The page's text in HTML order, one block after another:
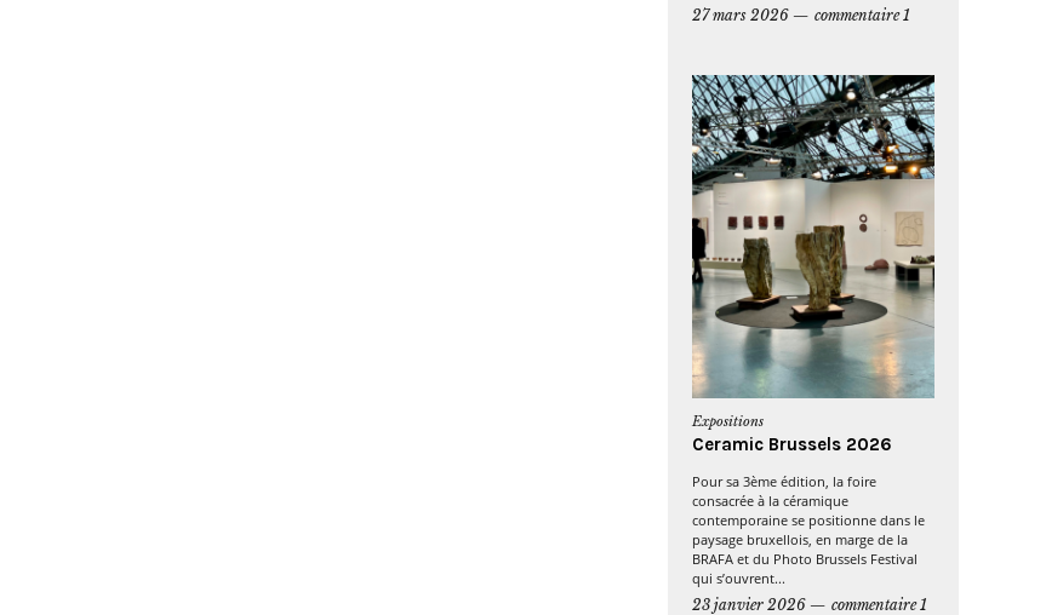
27 mars 2026
commentaire 1
Expositions
Ceramic Brussels 2026
Pour sa 3ème édition, la foire
consacrée à la céramique
contemporaine se positionne dans le
paysage bruxellois, en marge de la
BRAFA et du Photo Brussels Festival
qui s’ouvrent...
23 janvier 2026
commentaire 1